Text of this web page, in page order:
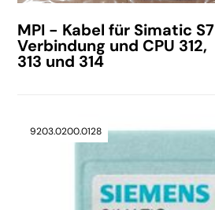
MPI - Kabel für Simatic S7
Verbindung und CPU 312,
313 und 314
9203.0200.0128